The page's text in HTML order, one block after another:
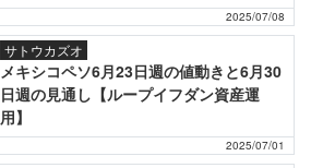
2025/07/08
サトウカズオ
メキシコペソ6月23日週の値動きと6月30
日週の見通し【ループイフダン資産運
用】
2025/07/01